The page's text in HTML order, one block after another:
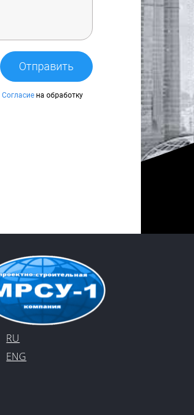
Отправить
Согласиена обработку
RU
ENG